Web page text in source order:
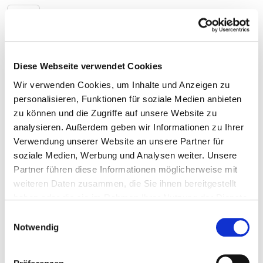
Diese Webseite verwendet Cookies
Wir verwenden Cookies, um Inhalte und Anzeigen zu
personalisieren, Funktionen für soziale Medien anbieten
zu können und die Zugriffe auf unsere Website zu
analysieren. Außerdem geben wir Informationen zu Ihrer
Verwendung unserer Website an unsere Partner für
soziale Medien, Werbung und Analysen weiter. Unsere
Partner führen diese Informationen möglicherweise mit
weiteren Daten zusammen, die Sie ihnen bereitgestellt
Notwendig
Toggle navigation
Zur Krankenhaus-Startseite
Warnow Klinik Bützow
gGmbH
Informationen und Leistungen der
Fachabteilung